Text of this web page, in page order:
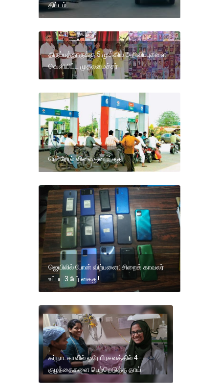
திட்டம்.
திருப்பத்தூருக்கு 5 முக்கிய அறிவிப்புகளை
வெளியிட்ட முதலமைச்சர்
பெட்ரோல் விலைகுறைந்தது
ஜெயிலில் போன் விற்பனை: சிறைக் காவலர்
உட்பட 3 பேர் கைது!
கர்நாடகாவில் ஒரே பிரசவத்தில் 4
குழந்தைகளை பெற்றெடுத்த தாய்